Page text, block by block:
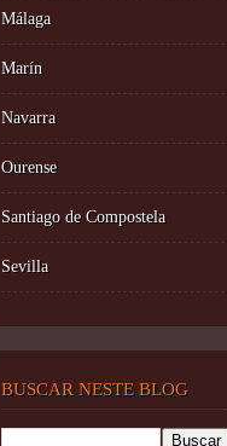
Málaga
Marín
Navarra
Ourense
Santiago de Compostela
Sevilla
BUSCAR NESTE BLOG